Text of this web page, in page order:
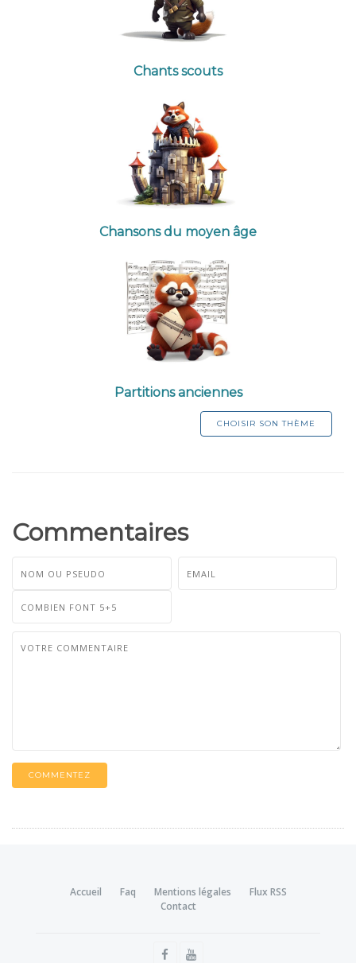
Chants scouts
Chansons du moyen âge
Partitions anciennes
CHOISIR SON THÈME
Commentaires
COMMENTEZ
Accueil Faq Mentions légales
Flux RSS
Contact